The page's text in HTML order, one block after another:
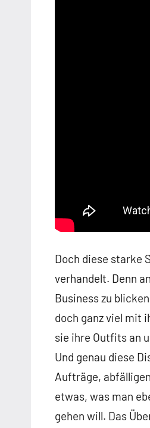
Doch diese starke
verhandelt. Denn
Business zu
doch ganz viel mit
sie ihre Outfits an
Und genau diese
Aufträge,
etwas, was man
gehen will. Das